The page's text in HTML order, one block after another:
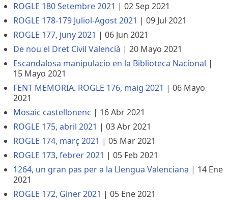
ROGLE 180 Setembre 2021 | 02 Sep 2021
ROGLE 178-179 Juliol-Agost 2021 | 09 Jul 2021
ROGLE 177, juny 2021 | 06 Jun 2021
De nou el Dret Civil Valencià | 20 Mayo 2021
Escandalosa manipulacio en la Biblioteca Nacional |
15 Mayo 2021
FENT MEMORIA. ROGLE 176, maig 2021 | 06 Mayo
2021
Mosaic castellonenc | 16 Abr 2021
ROGLE 175, abril 2021 | 03 Abr 2021
ROGLE 174, març 2021 | 05 Mar 2021
ROGLE 173, febrer 2021 | 05 Feb 2021
1264, un gran pas per a la Llengua Valenciana | 14 Ene
2021
ROGLE 172, Giner 2021 | 05 Ene 2021